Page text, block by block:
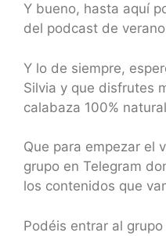
Y bueno, hasta aquí
del podcast de
Y lo de siempre,
Silvia y que disfrutes
calabaza 100%
Que para empezar el
grupo en Telegram
los contenidos que
Podéis entrar al